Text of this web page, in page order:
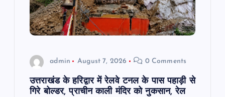
admin August 7, 2026 0 Comments
उत्तराखंड के हरिद्वार में रेलवे टनल के पास पहाड़ी से
गिरे बोल्डर, प्राचीन काली मंदिर को नुकसान, रेल